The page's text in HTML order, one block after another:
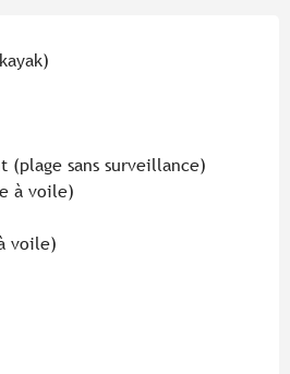
(plage sans surveillance)
à voile)
voile)